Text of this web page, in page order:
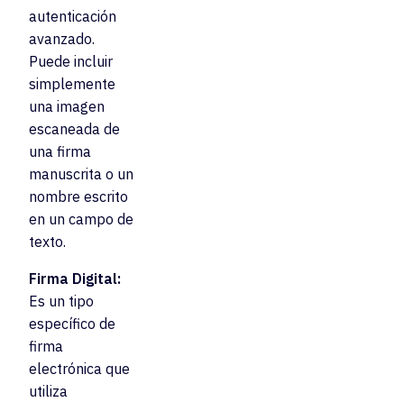
autenticación
avanzado.
Puede incluir
simplemente
una imagen
escaneada de
una firma
manuscrita o un
nombre escrito
en un campo de
texto.
Firma Digital:
Es un tipo
específico de
firma
electrónica que
utiliza